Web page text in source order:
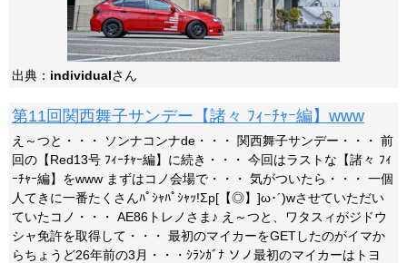
出典： individualさん
第11回関西舞子サンデー【諸々 ﾌｨｰﾁｬｰ編】www
え～つと・・・ ソンナコンナde・・・ 関西舞子サンデー・・・ 前
回の【Red13号 ﾌｨｰﾁｬｰ編】に続き・・・ 今回はラストな【諸々 ﾌｨ
ｰﾁｬｰ編】をwww まずはコノ会場で・・・ 気がついたら・・・ 一個
人てきに一番たくさんﾊﾟｼｬﾊﾟｼｬｯ!Σp[【◎】]ω･´)wさせていただい
ていたコノ・・・ AE86トレノさま♪ え～つと、ワタスィがジドウ
シャ免許を取得して・・・ 最初のマイカーをGETしたのがイマか
らちょうど26年前の3月・・・ｼﾗﾝｶﾞﾅ ソノ最初のマイカーはトヨ